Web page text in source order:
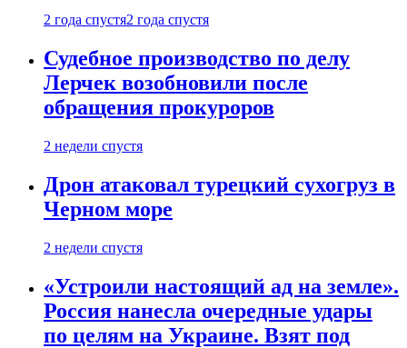
2 года спустя2 года спустя
Судебное производство по делу
Лерчек возобновили после
обращения прокуроров
2 недели спустя
Дрон атаковал турецкий сухогруз в
Черном море
2 недели спустя
«Устроили настоящий ад на земле».
Россия нанесла очередные удары
по целям на Украине. Взят под